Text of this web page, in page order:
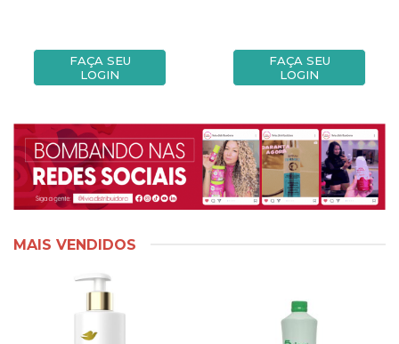
FAÇA SEU
LOGIN
FAÇA SEU
LOGIN
MAIS VENDIDOS